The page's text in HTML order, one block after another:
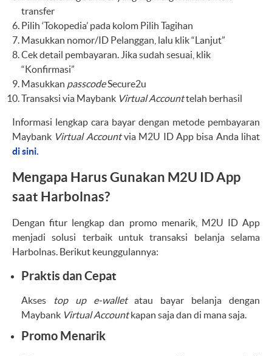
transfer
Pilih ‘Tokopedia’ pada kolom Pilih Tagihan
Masukkan nomor/ID Pelanggan, lalu klik “Lanjut”
Cek detail pembayaran. Jika sudah sesuai, klik
“Konfirmasi”
Masukkan passcodeSecure2u
Transaksi via Maybank Virtual Accounttelah berhasil
Informasi lengkap cara bayar dengan metode pembayaran
Maybank Virtual Accountvia M2U ID App bisa Anda lihat
di sini.
Mengapa Harus Gunakan M2U ID App
saat Harbolnas?
Dengan fitur lengkap dan promo menarik, M2U ID App
menjadi solusi terbaik untuk transaksi belanja selama
Harbolnas. Berikut keunggulannya:
Praktis dan Cepat
Akses top up e-walletatau bayar belanja dengan
Maybank Virtual Accountkapan saja dan di mana saja.
Promo Menarik